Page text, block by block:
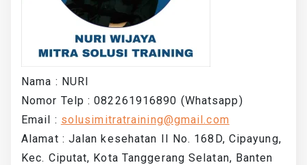
Nama : NURI
Nomor Telp : 082261916890 (Whatsapp)
Email : solusimitratraining@gmail.com
Alamat : Jalan kesehatan II No. 168D, Cipayung,
Kec. Ciputat, Kota Tanggerang Selatan, Banten